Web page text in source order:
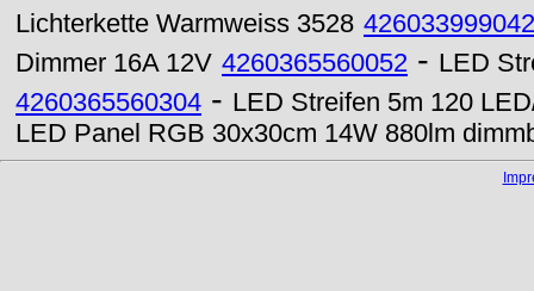
Lichterkette Warmweiss 3528
Dimmer 16A 12V 4260365560052 - LED
4260365560304 - LED Streifen 5m 120
LED Panel RGB 30x30cm 14W 880lm